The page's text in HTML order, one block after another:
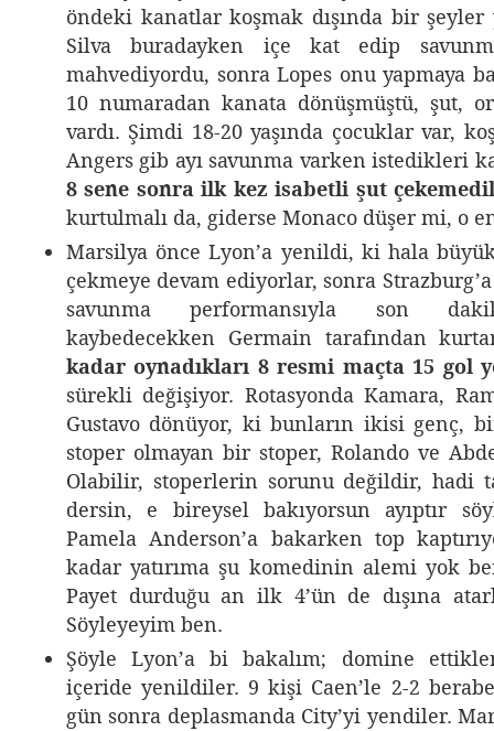
öndeki kanatlar koşmak dışında bir şeyler
Silva buradayken içe kat edip
mahvediyordu, sonra Lopes onu yapmaya
10 numaradan kanata dönüşmüştü, şut,
vardı. Şimdi 18-20 yaşında çocuklar var,
Angers gib ayı savunma varken istedikleri
8 sene sonra ilk kez isabetli şut
kurtulmalı da, giderse Monaco düşer mi, o
Marsilya önce Lyon’a yenildi, ki hala
çekmeye devam ediyorlar, sonra
savunma performansıyla son
kaybedecekken Germain tarafından
kadar oynadıkları 8 resmi maçta 15 gol
sürekli değişiyor. Rotasyonda Kamara,
Gustavo dönüyor, ki bunların ikisi genç,
stoper olmayan bir stoper, Rolando ve
Olabilir, stoperlerin sorunu değildir, hadi
dersin, e bireysel bakıyorsun ayıptır
Pamela Anderson’a bakarken top
kadar yatırıma şu komedinin alemi yok
Payet durduğu an ilk 4’ün de dışına
Söyleyeyim ben.
Şöyle Lyon’a bi bakalım; domine
içeride yenildiler. 9 kişi Caen’le 2-2
gün sonra deplasmanda City’yi yendiler.